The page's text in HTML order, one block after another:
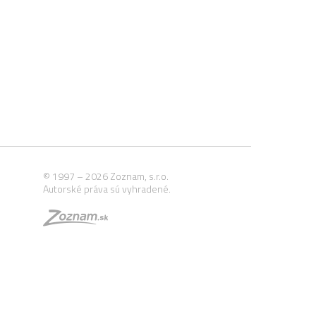
© 1997 – 2026 Zoznam, s.r.o.
Autorské práva sú vyhradené.